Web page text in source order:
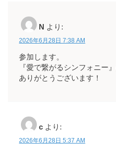
N より:
2026年6月28日 7:38 AM
参加します。
『愛で繋がるシンフォニー
ありがとうございます！
c より:
2026年6月28日 5:37 AM